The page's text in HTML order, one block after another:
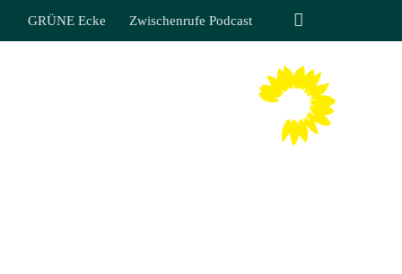
GRÜNE Ecke Zwischenrufe Podcast